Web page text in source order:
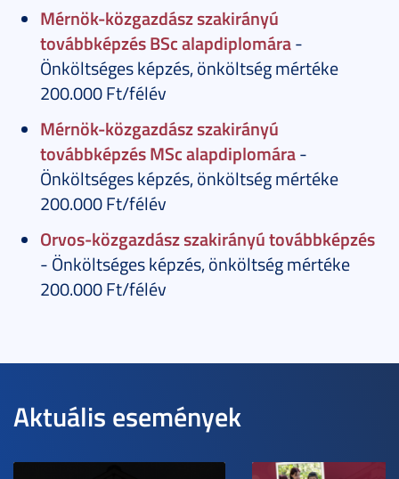
Mérnök-közgazdász szakirányú
továbbképzés BSc alapdiplomára-
Önköltséges képzés, önköltség mértéke
200.000 Ft/félév
Mérnök-közgazdász szakirányú
továbbképzés MSc alapdiplomára-
Önköltséges képzés, önköltség mértéke
200.000 Ft/félév
Orvos-közgazdász szakirányú továbbképzés
- Önköltséges képzés, önköltség mértéke
200.000 Ft/félév
Aktuális események